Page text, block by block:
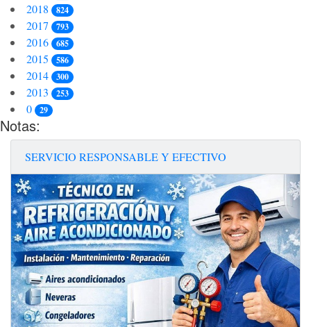
2018 824
2017 793
2016 685
2015 586
2014 300
2013 253
0 29
Notas:
SERVICIO RESPONSABLE Y EFECTIVO